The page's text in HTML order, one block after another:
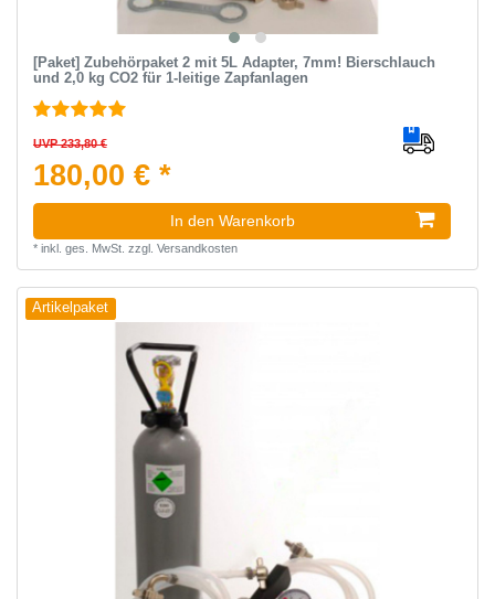
[Paket] Zubehörpaket 2 mit 5L Adapter, 7mm! Bierschlauch
und 2,0 kg CO2 für 1-leitige Zapfanlagen
UVP 233,80 €
180,00 € *
In den Warenkorb
* inkl. ges. MwSt. zzgl. Versandkosten
Artikelpaket